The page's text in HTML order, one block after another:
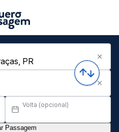
Volta (opcional)
Passagem